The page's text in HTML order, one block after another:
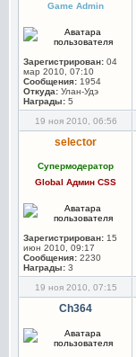
Game Admin
Зарегистрирован: 04
мар 2010, 07:10
Сообщения: 1954
Откуда: Улан-Удэ
Награды: 5
19 ноя 2010, 06:56
selector
Супермодератор
Global Админ CSS
Зарегистрирован: 15
июн 2010, 09:17
Сообщения: 2230
Награды: 3
19 ноя 2010, 07:15
Ch364